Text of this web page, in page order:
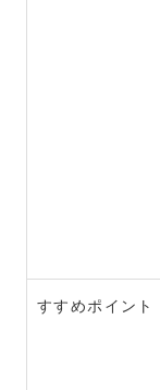
すすめポイント